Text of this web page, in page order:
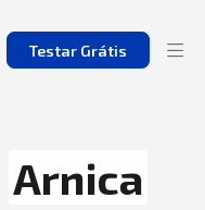
Testar Grátis
Arnica